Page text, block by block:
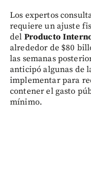
Los expertos
requiere un ajuste
del Producto
alrededor de $80
las semanas
anticipó algunas de
implementar para
contener el gasto
mínimo.